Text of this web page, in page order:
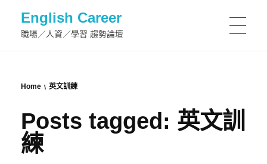
English Career
職場／人資／學習 趨勢論壇
Home 英文訓練
Posts tagged: 英文訓
練